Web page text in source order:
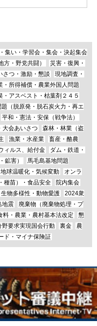
集い・学習会・集会・決起集会
方・野党共闘）
災害・復興・
さつ・激励・懇談
現地調査・
・所得補償・農業外国人問題
・アスベスト・枯葉剤２４５
（脱原発・脱石炭火力・再エ
平和・憲法・安保（戦争法）
大会あいさつ
森林・林業（盗
漁業・水産業
畜産・酪農
ィルス、給付金
ダム・鉄道・
鉱害）
馬毛島基地問題
地球温暖化・気候変動
オンラ
種苗）・食品安全
院内集会
物多様性・動物愛護
2024衆
地震
廃棄物（廃棄物処理・プ
料・農業・農村基本法改定
懇
野要求実現国会行動 裏金
農
ド・マイナ保険証